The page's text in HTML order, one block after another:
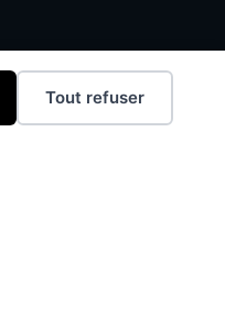
Tout refuser